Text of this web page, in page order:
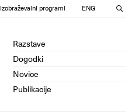
Izobraževalni programi ENG
Razstave
Dogodki
Novice
Publikacije